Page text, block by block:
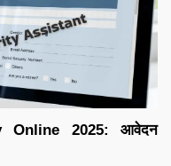
Online 2025: आवेदन